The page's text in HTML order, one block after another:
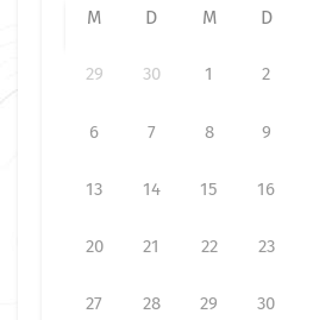
M D M D
29 30 1 2
6 7 8 9
13 14 15 16
20 21 22 23
27 28 29 30